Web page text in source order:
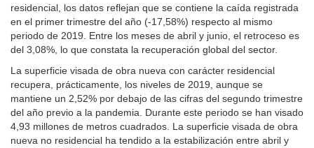
residencial, los datos reflejan que se contiene la caída registrada
en el primer trimestre del año (-17,58%) respecto al mismo
periodo de 2019. Entre los meses de abril y junio, el retroceso es
del 3,08%, lo que constata la recuperación global del sector.
La superficie visada de obra nueva con carácter residencial
recupera, prácticamente, los niveles de 2019, aunque se
mantiene un 2,52% por debajo de las cifras del segundo trimestre
del año previo a la pandemia. Durante este periodo se han visado
4,93 millones de metros cuadrados. La superficie visada de obra
nueva no residencial ha tendido a la estabilización entre abril y